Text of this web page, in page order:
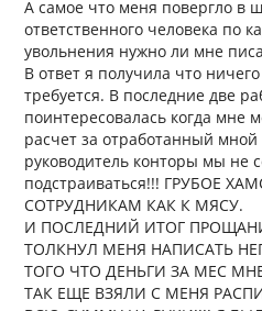
А самое что меня повергло в
ответственного человека по
увольнения нужно ли мне
В ответ я получила что
требуется. В последние две
поинтересовалась когда мне
расчет за отработанный
руководитель конторы мы не
подстраиваться!!! ГРУБОЕ
СОТРУДНИКАМ КАК К МЯСУ.
И ПОСЛЕДНИЙ ИТОГ
ТОЛКНУЛ МЕНЯ НАПИСАТЬ
ТОГО ЧТО ДЕНЬГИ ЗА МЕС
ТАК ЕЩЕ ВЗЯЛИ С МЕНЯ